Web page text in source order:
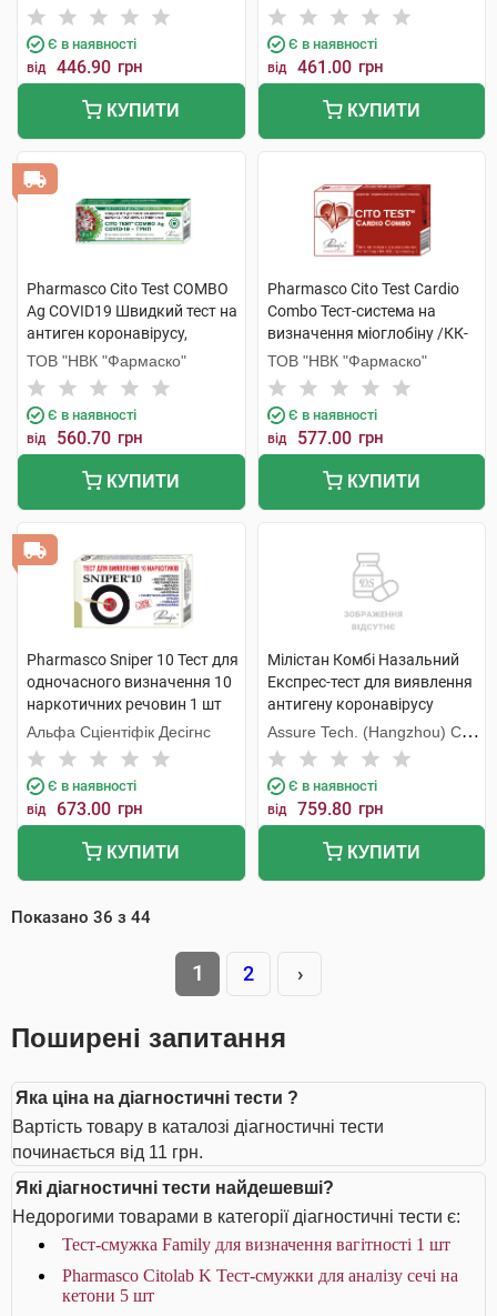
Є в наявності
від 446.90 грн
КУПИТИ
Є в наявності
від 461.00 грн
КУПИТИ
Pharmasco Cito Test COMBO
Ag COVID19 Швидкий тест на
антиген коронавірусу,
вірусів грипу А та В 1 шт
ТОВ "НВК "Фармаско"
Є в наявності
від 560.70 грн
КУПИТИ
Pharmasco Cito Test Cardio
Combo Тест-система на
визначення міоглобіну /КК-
МВ/тропоніну I 1 шт
ТОВ "НВК "Фармаско"
Є в наявності
від 577.00 грн
КУПИТИ
Pharmasco Sniper 10 Тест для
одночасного визначення 10
наркотичних речовин 1 шт
Альфа Сціентіфік Десігнс
Є в наявності
від 673.00 грн
КУПИТИ
Мілістан Комбі Назальний
Експрес-тест для виявлення
антигену коронавірусу
COVID-19 та грипу А/В 1 шт
Assure Tech. (Hangzhou) Co.,
Ltd.
Є в наявності
від 759.80 грн
КУПИТИ
Показано 36 з 44
1 2 ›
Поширені запитання
Яка ціна на діагностичні тести ?
Вартість товару в каталозі діагностичні тести
починається від 11 грн.
Які діагностичні тести найдешевші?
Недорогими товарами в категорії діагностичні тести є:
Тест-смужка Family для визначення вагітності 1 шт
Pharmasco Citolab K Тест-смужки для аналізу сечі на
кетони 5 шт